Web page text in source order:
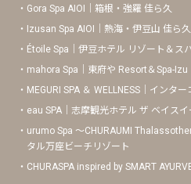
Gora Spa AIOI｜箱根・強羅 佳ら久
Izusan Spa AIOI｜熱海・伊豆山 佳ら久
Étoile Spa｜伊豆ホテル リゾート＆ス
mahora Spa｜東府や Resort＆Spa-Izu
MEGURI SPA ＆ WELLNESS｜インタ
eau SPA｜志摩観光ホテル ザ ベイスイ
urumo Spa 〜CHURAUMI
タル万座ビーチリゾート
CHURASPA inspired by SMART